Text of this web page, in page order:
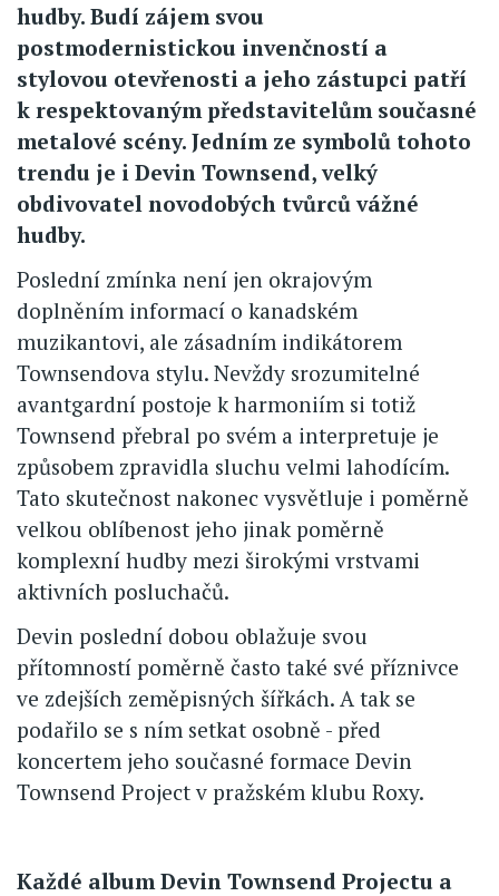
hudby. Budí zájem svou
postmodernistickou invenčností a
stylovou otevřenosti a jeho zástupci patří
k respektovaným představitelům současné
metalové scény. Jedním ze symbolů tohoto
trendu je i Devin Townsend, velký
obdivovatel novodobých tvůrců vážné
hudby.
Poslední zmínka není jen okrajovým
doplněním informací o kanadském
muzikantovi, ale zásadním indikátorem
Townsendova stylu. Nevždy srozumitelné
avantgardní postoje k harmoniím si totiž
Townsend přebral po svém a interpretuje je
způsobem zpravidla sluchu velmi lahodícím.
Tato skutečnost nakonec vysvětluje i poměrně
velkou oblíbenost jeho jinak poměrně
komplexní hudby mezi širokými vrstvami
aktivních posluchačů.
Devin poslední dobou oblažuje svou
přítomností poměrně často také své příznivce
ve zdejších zeměpisných šířkách. A tak se
podařilo se s ním setkat osobně - před
koncertem jeho současné formace Devin
Townsend Project v pražském klubu Roxy.
Každé album Devin Townsend Projectu a